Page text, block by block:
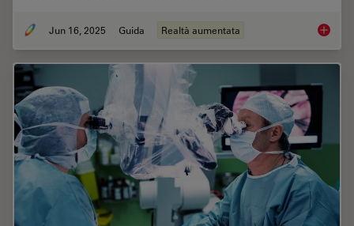
Jun 16, 2025 Guida Realtà aumentata The